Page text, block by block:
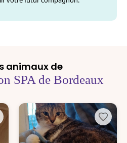
animaux de
SPA de Bordeaux